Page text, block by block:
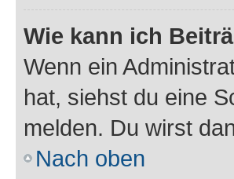
Wie kann ich
Wenn ein
hat, siehst du eine
melden. Du wirst
Nach oben